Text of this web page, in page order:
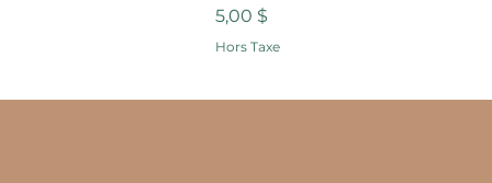
Prix
5,00 $
Hors Taxe